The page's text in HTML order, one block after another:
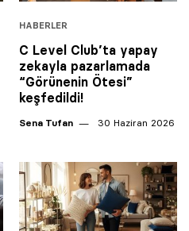
HABERLER
C Level Club’ta yapay
zekayla pazarlamada
“Görünenin Ötesi”
keşfedildi!
Sena Tufan 30 Haziran 2026